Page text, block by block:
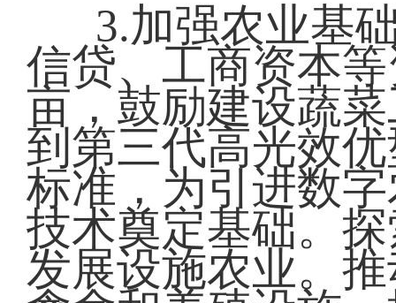
3.加强农业基
信贷、工商资本
亩，鼓励建设蔬
到第三代高光效
标准，为引进数
技术奠定基础。
发展设施农业。